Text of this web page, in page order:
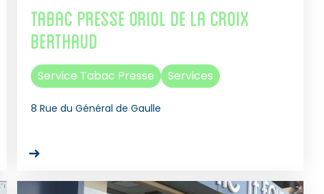
Tabac Presse Oriol de La Croix
Berthaud
Service Tabac Presse Services
8 Rue du Général de Gaulle